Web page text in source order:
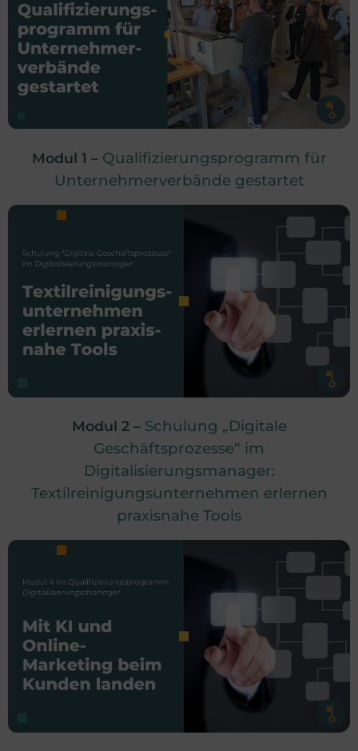
Modul 1 – Qualifizierungsprogramm für
Unternehmerverbände gestartet
Modul 2 – Schulung „Digitale
Geschäftsprozesse“ im
Digitalisierungsmanager:
Textilreinigungsunternehmen erlernen
praxisnahe Tools